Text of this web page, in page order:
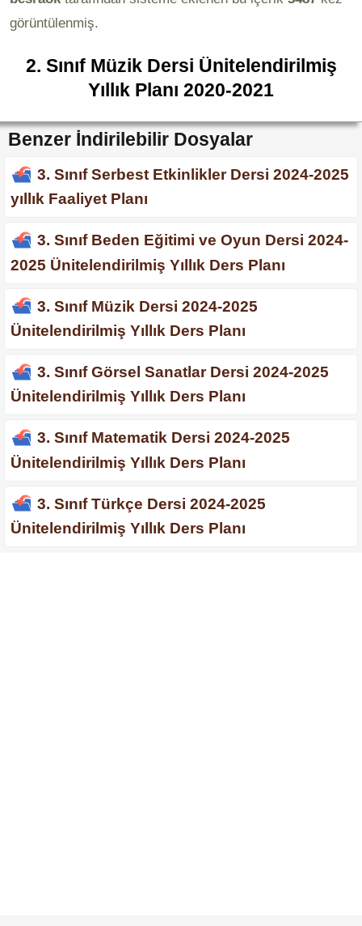
görüntülenmiş.
2. Sınıf Müzik Dersi Ünitelendirilmiş
Yıllık Planı 2020-2021
Benzer İndirilebilir Dosyalar
3. Sınıf Serbest Etkinlikler Dersi 2024-2025
yıllık Faaliyet Planı
3. Sınıf Beden Eğitimi ve Oyun Dersi 2024-
2025 Ünitelendirilmiş Yıllık Ders Planı
3. Sınıf Müzik Dersi 2024-2025
Ünitelendirilmiş Yıllık Ders Planı
3. Sınıf Görsel Sanatlar Dersi 2024-2025
Ünitelendirilmiş Yıllık Ders Planı
3. Sınıf Matematik Dersi 2024-2025
Ünitelendirilmiş Yıllık Ders Planı
3. Sınıf Türkçe Dersi 2024-2025
Ünitelendirilmiş Yıllık Ders Planı